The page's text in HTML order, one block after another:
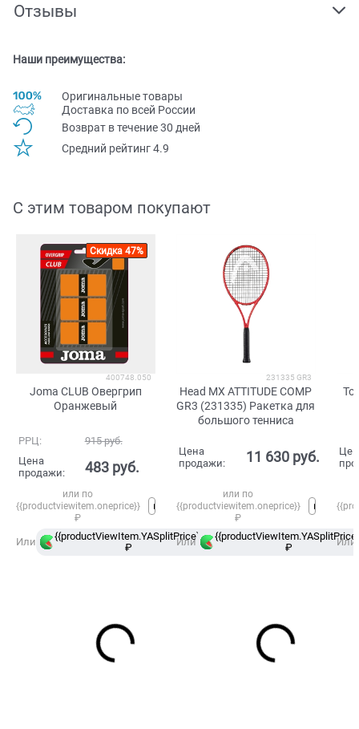
Отзывы
Наши преимущества:
Оригинальные товары
Доставка по всей Pоссии
Возврат в течение 30 дней
Средний рейтинг 4.9
С этим товаром покупают
Скидка 47%
400748.050
Joma CLUB Овергрип
Оранжевый
РРЦ: 915 руб.
Цена
продажи:
483 руб.
или по
{{productviewitem.oneprice}}
₽
Или
{{productViewItem.YASplitPrice}}
₽
в
Сплит
231335 GR3
Head MX ATTITUDE COMP
GR3 (231335) Ракетка для
большого тенниса
Цена
продажи:
11 630 руб.
или по
{{productviewitem.oneprice}}
₽
Или
₽
Или